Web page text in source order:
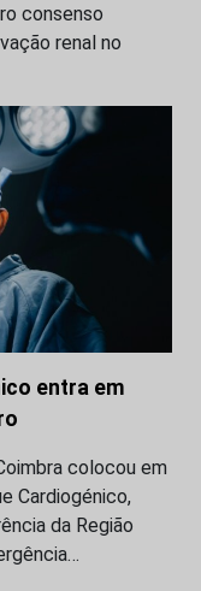
consenso
renal no
entra em
colocou em
Cardiogénico,
da Região